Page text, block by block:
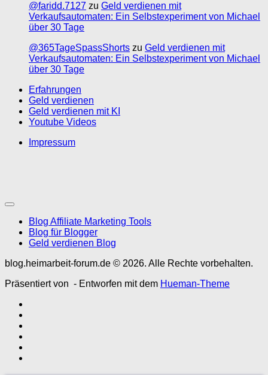
@faridd.7127 zu Geld verdienen mit
Verkaufsautomaten: Ein Selbstexperiment von Michael
über 30 Tage
@365TageSpassShorts zu Geld verdienen mit
Verkaufsautomaten: Ein Selbstexperiment von Michael
über 30 Tage
Erfahrungen
Geld verdienen
Geld verdienen mit KI
Youtube Videos
Impressum
Blog Affiliate Marketing Tools
Blog für Blogger
Geld verdienen Blog
blog.heimarbeit-forum.de © 2026. Alle Rechte vorbehalten.
Präsentiert von - Entworfen mit dem Hueman-Theme